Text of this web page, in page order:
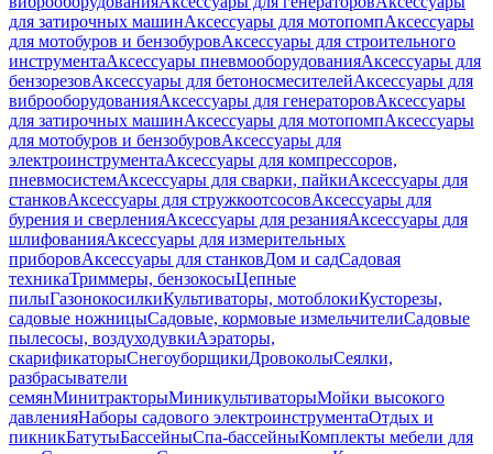
для затирочных машинАксессуары для мотопомпАксессуары
для мотобуров и бензобуровАксессуары для строительного
инструментаАксессуары пневмооборудованияАксессуары для
бензорезовАксессуары для бетоносмесителейАксессуары для
виброоборудованияАксессуары для генераторовАксессуары
для затирочных машинАксессуары для мотопомпАксессуары
для мотобуров и бензобуровАксессуары для
электроинструментаАксессуары для компрессоров,
пневмосистемАксессуары для сварки, пайкиАксессуары для
станковАксессуары для стружкоотсосовАксессуары для
бурения и сверленияАксессуары для резанияАксессуары для
шлифованияАксессуары для измерительных
приборовАксессуары для станковДом и садСадовая
техникаТриммеры, бензокосыЦепные
пилыГазонокосилкиКультиваторы, мотоблокиКусторезы,
садовые ножницыСадовые, кормовые измельчителиСадовые
пылесосы, воздуходувкиАэраторы,
скарификаторыСнегоуборщикиДровоколыСеялки,
разбрасыватели
семянМинитракторыМиникультиваторыМойки высокого
давленияНаборы садового электроинструментаОтдых и
пикникБатутыБассейныСпа-бассейныКомплекты мебели для